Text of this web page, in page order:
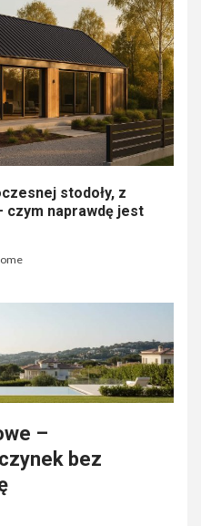
stodoły, z
czym naprawdę jest
–
bez